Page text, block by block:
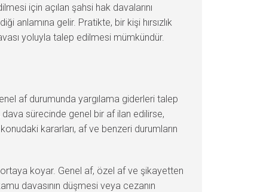
için açılan şahsi hak davalarını
anlamına gelir. Pratikte, bir kişi hırsızlık
yoluyla talep edilmesi mümkündür.
af durumunda yargılama giderleri talep
sürecinde genel bir af ilan edilirse,
kararları, af ve benzeri durumların
ortaya koyar. Genel af, özel af ve şikayetten
davasının düşmesi veya cezanın